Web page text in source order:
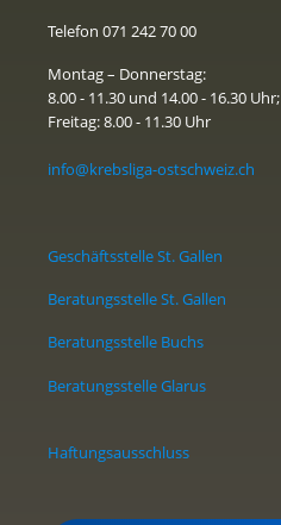
Telefon 071 242 70 00
Montag – Donnerstag:
8.00 - 11.30 und 14.00 - 16.30 Uhr;
Freitag: 8.00 - 11.30 Uhr
info@krebsliga-ostschweiz.ch
Geschäftsstelle St. Gallen
Beratungsstelle St. Gallen
Beratungsstelle Buchs
Beratungsstelle Glarus
Haftungsausschluss